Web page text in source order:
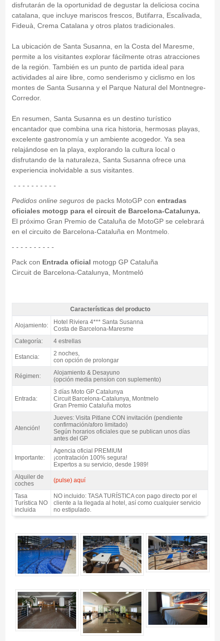
disfrutarán de la oportunidad de degustar la deliciosa cocina
catalana, que incluye mariscos frescos, Butifarra, Escalivada,
Fideuà, Crema Catalana y otros platos tradicionales.
La ubicación de Santa Susanna, en la Costa del Maresme,
permite a los visitantes explorar fácilmente otras atracciones
de la región. También es un punto de partida ideal para
actividades al aire libre, como senderismo y ciclismo en los
montes de Santa Susanna y el Parque Natural del Montnegre-
Corredor.
En resumen, Santa Susanna es un destino turístico
encantador que combina una rica historia, hermosas playas,
excelente gastronomía y un ambiente acogedor. Ya sea
relajándose en la playa, explorando la cultura local o
disfrutando de la naturaleza, Santa Susanna ofrece una
experiencia inolvidable a sus visitantes.
- - - - - - - - - -
Pedidos online segurosde packs MotoGP con entradas
oficiales motogp para el circuit de Barcelona-Catalunya.
El próximo Gran Premio de Cataluña de MotoGP se celebrará
en el circuito de Barcelona-Cataluña en Montmelo.
- - - - - - - - - -
Pack con Entrada oficial motogp GP Cataluña
Circuit de Barcelona-Catalunya, Montmeló
Pack Costa MotoGP Catalunya, Hotel Riviera 4* / 2 noches A.D. -
Características del producto
Características del producto
Alojamiento:
Hotel Riviera 4*** Santa Susanna
Costa de Barcelona-Maresme
Categoría:
4 estrellas
Estancia:
2 noches,
con opción de prolongar
Régimen:
Alojamiento & Desayuno
(opción media pensíon con suplemento)
Entrada:
3 días Moto GP Catalunya
Circuit Barcelona-Catalunya, Montmelo
Gran Premio Cataluña motos
Atención!
Jueves: Visita Pitlane CON invitación (pendiente
confirmación/aforo limitado)
Según horarios oficiales que se publican unos días
antes del GP
Importante:
Agencia oficial PREMIUM
¡contratación 100% segura!
Expertos a su servicio, desde 1989!
Alquiler de
coches
(pulse) aquí
Tasa
Turística NO
incluida
NO incluido: TASA TURÍSTICA con pago directo por el
cliente a la llegada al hotel, así como cualquier servicio
no estipulado.